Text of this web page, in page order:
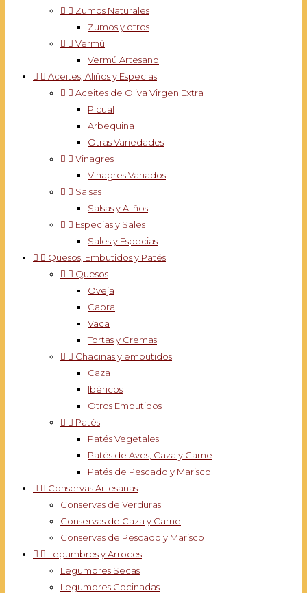
  Zumos Naturales
Zumos y otros
  Vermú
Vermú Artesano
  Aceites, Aliños y Especias
  Aceites de Oliva Virgen Extra
Picual
Arbequina
Otras Variedades
  Vinagres
Vinagres Variados
  Salsas
Salsas y Aliños
  Especias y Sales
Sales y Especias
  Quesos, Embutidos y Patés
  Quesos
Oveja
Cabra
Vaca
Tortas y Cremas
  Chacinas y embutidos
Caza
Ibéricos
Otros Embutidos
  Patés
Patés Vegetales
Patés de Aves, Caza y Carne
Patés de Pescado y Marisco
  Conservas Artesanas
Conservas de Verduras
Conservas de Caza y Carne
Conservas de Pescado y Marisco
  Legumbres y Arroces
Legumbres Secas
Legumbres Cocinadas